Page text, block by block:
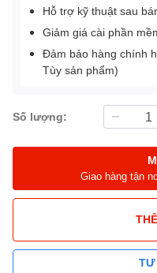
Hỗ trợ kỹ thuật sau
Giảm giá cài phần
Đảm bảo hàng chính
Tùy sản phẩm)
Số lượng:
Giao hàng tận
TƯ